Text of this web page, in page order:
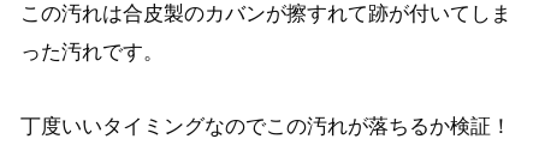
この汚れは合皮製のカバンが擦すれて跡が付いてしま
った汚れです。
丁度いいタイミングなのでこの汚れが落ちるか検証！